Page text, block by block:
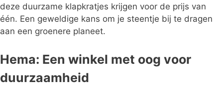
deze duurzame klapkratjes krijgen voor de prijs van
één. Een geweldige kans om je steentje bij te dragen
aan een groenere planeet.
Hema: Een winkel met oog voor
duurzaamheid